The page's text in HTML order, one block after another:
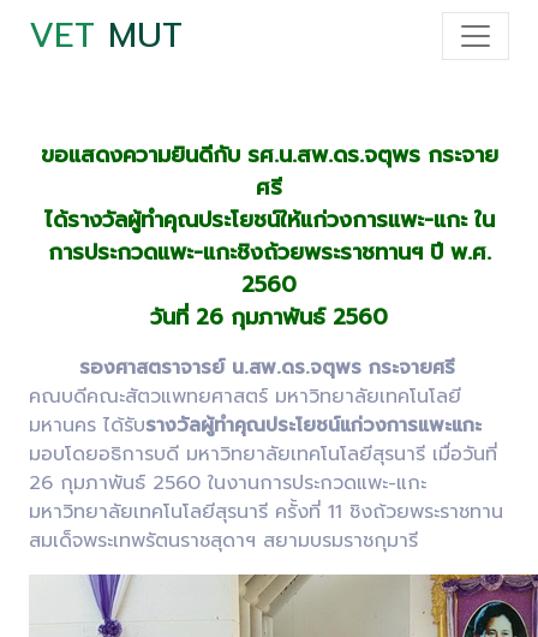
VET MUT
ขอแสดงความยินดีกับ รศ.น.สพ.ดร.จตุพร กระจาย
ศรี
ได้รางวัลผู้ทำคุณประโยชน์ให้แก่วงการแพะ-แกะ ใน
การประกวดแพะ-แกะชิงถ้วยพระราชทานฯ ปี พ.ศ.
2560
วันที่ 26 กุมภาพันธ์ 2560
รองศาสตราจารย์ น.สพ.ดร.จตุพร กระจายศรี
คณบดีคณะสัตวแพทยศาสตร์ มหาวิทยาลัยเทคโนโลยี
มหานคร ได้รับรางวัลผู้ทำคุณประโยชน์แก่วงการแพะแกะ
มอบโดยอธิการบดี มหาวิทยาลัยเทคโนโลยีสุรนารี เมื่อวันที่
26 กุมภาพันธ์ 2560 ในงานการประกวดแพะ-แกะ
มหาวิทยาลัยเทคโนโลยีสุรนารี ครั้งที่ 11 ชิงถ้วยพระราชทาน
สมเด็จพระเทพรัตนราชสุดาฯ สยามบรมราชกุมารี